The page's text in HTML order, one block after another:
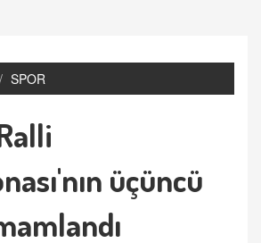
SPOR
üçüncü